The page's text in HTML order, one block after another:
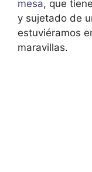
mesa, que
y sujetado de
estuviéramos
maravillas.